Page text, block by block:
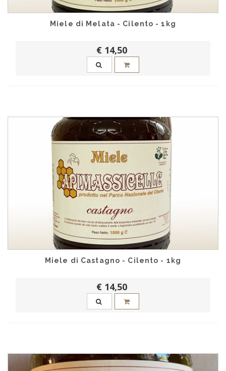
Miele di Melata - Cilento - 1kg
€ 14,50
Miele di Castagno - Cilento - 1kg
€ 14,50